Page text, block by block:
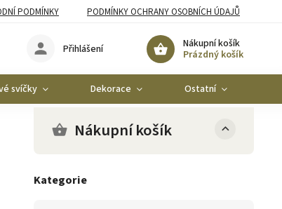
PODMÍNKY PODMÍNKY OCHRANY OSOBNÍCH ÚDAJŮ
Nákupní košík
Prázdný košík
Přihlášení
svíčky Dekorace Ostatní
Nákupní košík
Kategorie